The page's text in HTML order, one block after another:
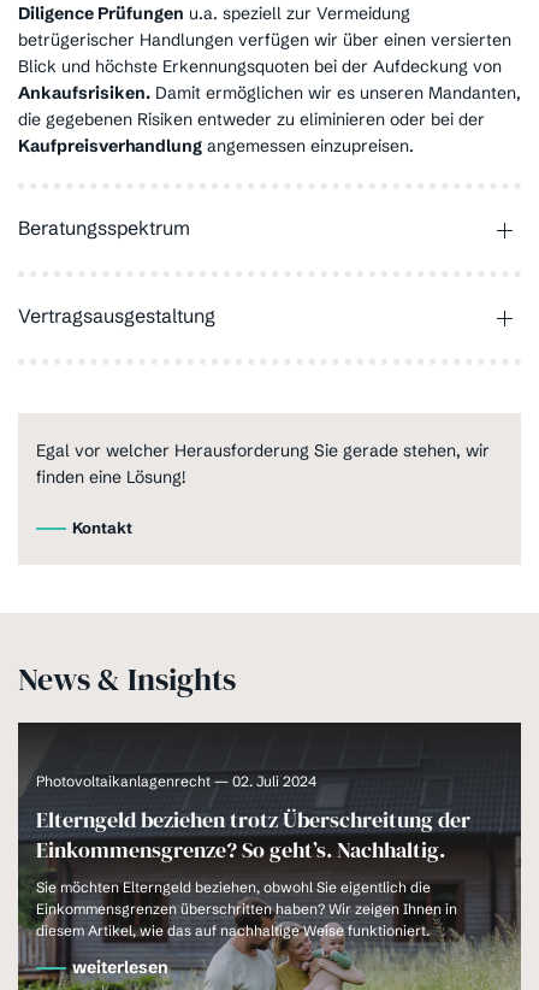
Diligence Prüfungen u.a. speziell zur Vermeidung
betrügerischer Handlungen verfügen wir über einen versierten
Blick und höchste Erkennungsquoten bei der Aufdeckung von
Ankaufsrisiken. Damit ermöglichen wir es unseren Mandanten,
die gegebenen Risiken entweder zu eliminieren oder bei der
Kaufpreisverhandlung angemessen einzupreisen.
Beratungsspektrum
Vertragsausgestaltung
Egal vor welcher Herausforderung Sie gerade stehen, wir
finden eine Lösung!
Kontakt
News & Insights
Photovoltaikanlagenrecht — 02. Juli 2024
Elterngeld beziehen trotz Überschreitung der
Einkommensgrenze? So geht’s. Nachhaltig.
Sie möchten Elterngeld beziehen, obwohl Sie eigentlich die
Einkommensgrenzen überschritten haben? Wir zeigen Ihnen in
diesem Artikel, wie das auf nachhaltige Weise funktioniert.
weiterlesen